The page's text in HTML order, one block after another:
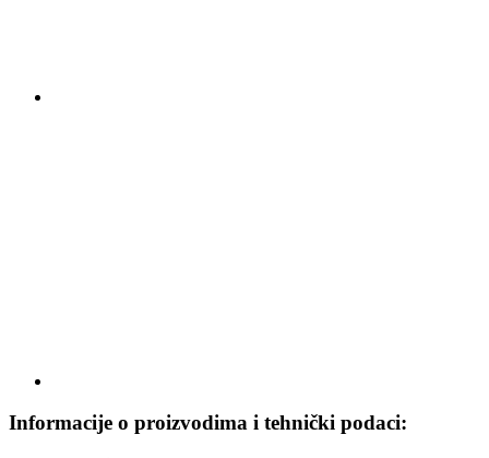
Informacije o proizvodima i tehnički podaci: